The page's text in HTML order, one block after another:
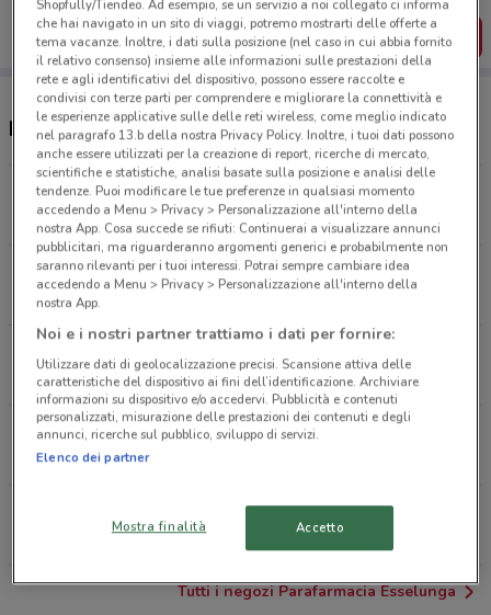
SCARICA L’APP
Negozi Parafarmacia Esselunga a Corsico
Via Carlo De Angeli, 1 Milano
7 km
APERTO
Via Gramsci, 115 Settimo Milanese
7.6 km
10.5 km
APERTO
Via Pitteri, 84 Milano
12 km
APERTO
14.1 km
APERTO
Tutti i negozi Parafarmacia Esselunga
Shopfully/Tiendeo. Ad esempio, se un servizio a noi collegato ci informa
che hai navigato in un sito di viaggi, potremo mostrarti delle offerte a
tema vacanze. Inoltre, i dati sulla posizione (nel caso in cui abbia fornito
il relativo consenso) insieme alle informazioni sulle prestazioni della
rete e agli identificativi del dispositivo, possono essere raccolte e
condivisi con terze parti per comprendere e migliorare la connettività e
le esperienze applicative sulle delle reti wireless, come meglio indicato
nel paragrafo 13.b della nostra Privacy Policy. Inoltre, i tuoi dati possono
anche essere utilizzati per la creazione di report, ricerche di mercato,
scientifiche e statistiche, analisi basate sulla posizione e analisi delle
tendenze. Puoi modificare le tue preferenze in qualsiasi momento
accedendo a Menu > Privacy > Personalizzazione all'interno della
nostra App. Cosa succede se rifiuti: Continuerai a visualizzare annunci
pubblicitari, ma riguarderanno argomenti generici e probabilmente non
saranno rilevanti per i tuoi interessi. Potrai sempre cambiare idea
accedendo a Menu > Privacy > Personalizzazione all'interno della
nostra App.
Noi e i nostri partner trattiamo i dati per fornire:
Utilizzare dati di geolocalizzazione precisi. Scansione attiva delle
caratteristiche del dispositivo ai fini dell’identificazione. Archiviare
informazioni su dispositivo e/o accedervi. Pubblicità e contenuti
personalizzati, misurazione delle prestazioni dei contenuti e degli
annunci, ricerche sul pubblico, sviluppo di servizi.
Elenco dei partner
Mostra finalità Accetto